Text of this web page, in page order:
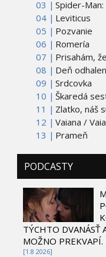
03 | Spider-
04 | Leviticus
05 | Pozvanie
06 | Romería
07 | Prisahám,
08 | Deň
09 | Srdcovka
10 | Škaredá
11 | Zlatko, náš
12 | Vaiana /
13 | Prameň
PODCASTY
TÝCHTO DVANÁSŤ
MOŽNO
[1.8 2026]